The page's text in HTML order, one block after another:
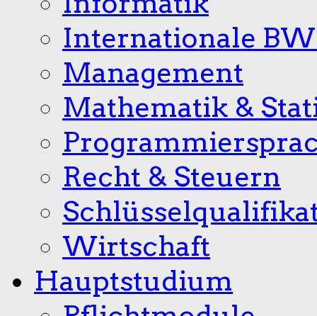
Internationale
Management
Mathematik &
Recht & Steuern
Wirtschaft
Hauptstudium